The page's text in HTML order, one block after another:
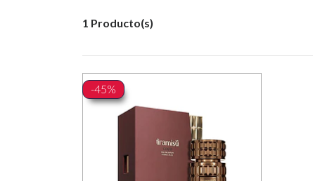
1 Producto(s)
-45%